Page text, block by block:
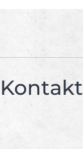
Kontakt